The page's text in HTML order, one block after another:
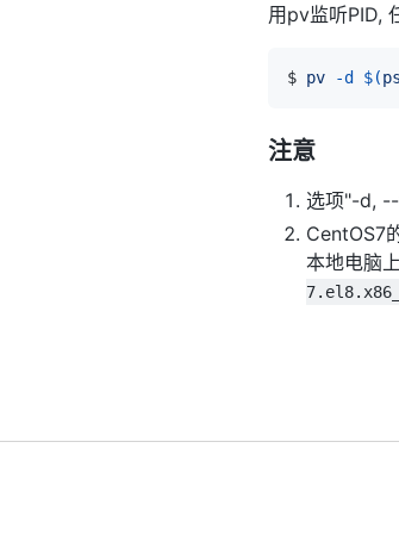
用pv监听PID,
$ pv -d $(ps
注意
选项"-d, --
CentOS7
本地电脑